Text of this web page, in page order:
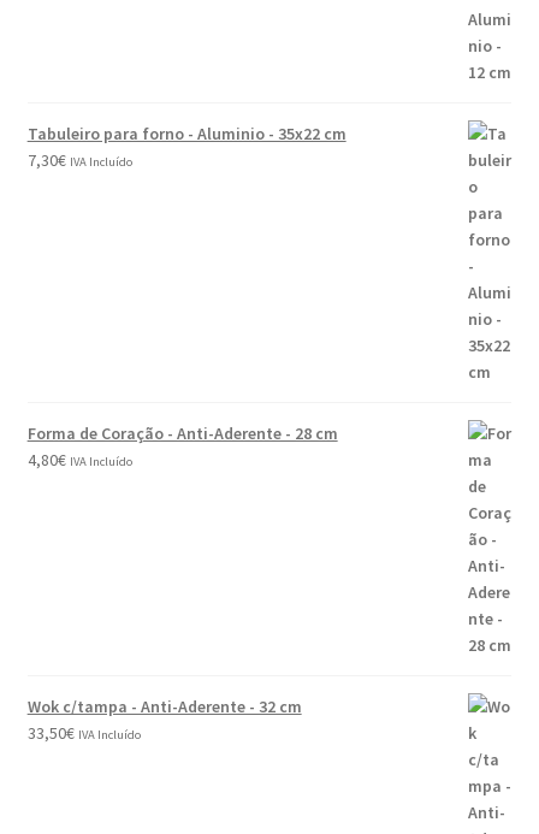
Tabuleiro para forno - Aluminio - 35x22 cm
7,30€ IVA Incluído
Forma de Coração - Anti-Aderente - 28 cm
4,80€ IVA Incluído
Wok c/tampa - Anti-Aderente - 32 cm
33,50€ IVA Incluído